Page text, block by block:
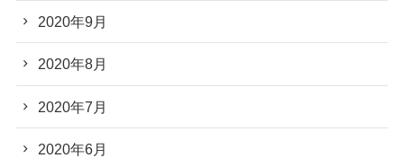
2020年9月
2020年8月
2020年7月
2020年6月